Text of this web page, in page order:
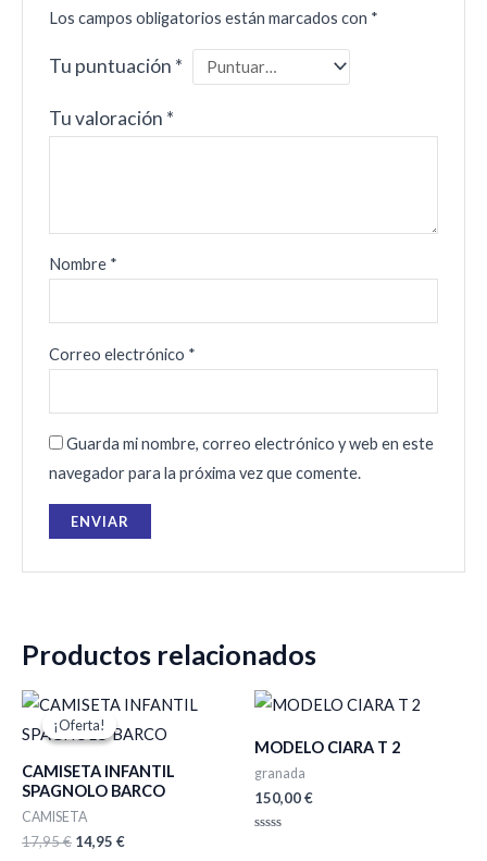
Los campos obligatorios están marcados con *
Tu puntuación *
Tu valoración *
Nombre *
Correo electrónico *
Guarda mi nombre, correo electrónico y web en este
navegador para la próxima vez que comente.
Productos relacionados
¡Oferta!
¡Oferta!
CAMISETA INFANTIL
SPAGNOLO BARCO
CAMISETA
17,95€
El
precio
original
17,95 €.
14,95 €
El
precio
actual
14,95 €.
MODELO CIARA T 2
granada
150,00€